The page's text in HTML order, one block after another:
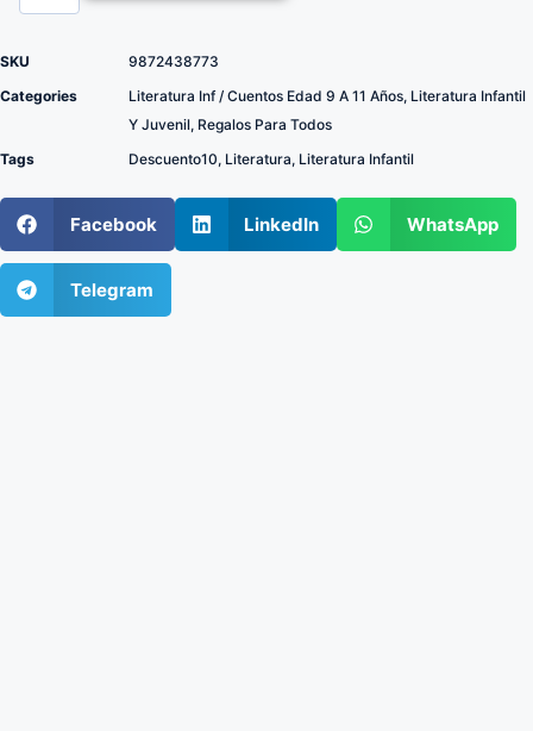
SKU
9872438773
Categories
Literatura Inf / Cuentos Edad 9 A 11 Años, Literatura Infantil
Y Juvenil, Regalos Para Todos
Tags
Descuento10, Literatura, Literatura Infantil
Facebook LinkedIn WhatsApp
Telegram